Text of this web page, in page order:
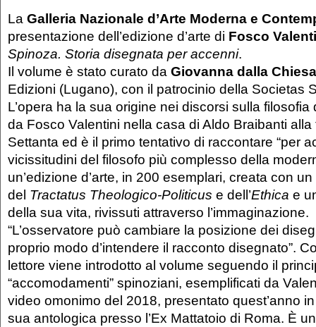
La Galleria Nazionale d’Arte Moderna e
presentazione dell’edizione d’arte di Fosco
Spinoza. Storia disegnata per accenni
Il volume è stato curato da Giovanna dalla Chiesa
Edizioni (Lugano), con il patrocinio della Societas
L’opera ha la sua origine nei discorsi sulla
da Fosco Valentini nella casa di Aldo Braibanti alla
Settanta ed è il primo tentativo di raccontare “per
vicissitudini del filosofo più complesso della
un’edizione d’arte, in 200 esemplari, creata con
del Tractatus Theologico-Politicus e dell’Ethica e
della sua vita, rivissuti attraverso l’immaginazione.
“L’osservatore può cambiare la posizione dei
proprio modo d’intendere il racconto disegnato”.
lettore viene introdotto al volume seguendo il
“accomodamenti” spinoziani, esemplificati da
video omonimo del 2018, presentato quest’anno
sua antologica presso l’Ex Mattatoio di Roma. È